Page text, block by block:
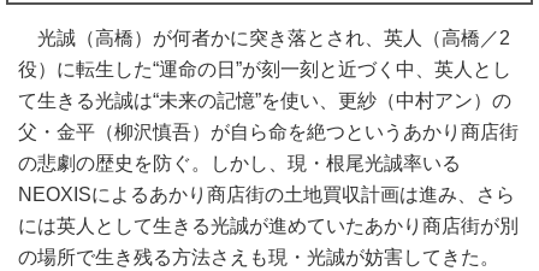
光誠（高橋）が何者かに突き落とされ、英人（高橋／2
役）に転生した“運命の日”が刻一刻と近づく中、英人とし
て生きる光誠は“未来の記憶”を使い、更紗（中村アン）の
父・金平（柳沢慎吾）が自ら命を絶つというあかり商店街
の悲劇の歴史を防ぐ。しかし、現・根尾光誠率いる
NEOXISによるあかり商店街の土地買収計画は進み、さら
には英人として生きる光誠が進めていたあかり商店街が別
の場所で生き残る方法さえも現・光誠が妨害してきた。